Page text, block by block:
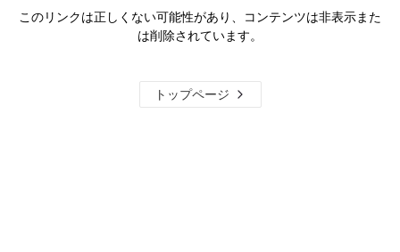
このリンクは正しくない可能性があり、コンテンツは非表示また
は削除されています。
トップページ